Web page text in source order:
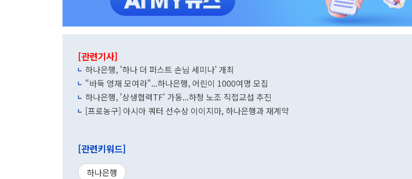
[관련기사]
하나은행, '하나 더 퍼스트 손님 세미나' 개최
"바둑 영재 모여라"...하나은행, 어린이 1000여명 모집
하나은행, '상생협력TF' 가동...하청 노조 직접교섭 추진
[프로농구] 아시아 쿼터 선수상 이이지마, 하나은행과 재계약
[관련키워드]
하나은행